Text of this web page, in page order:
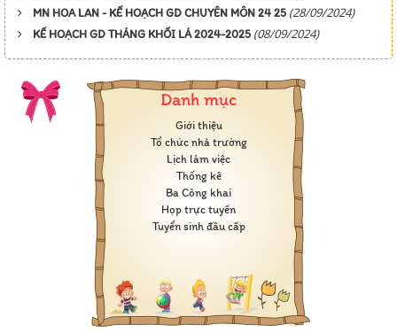
MN HOA LAN - KẾ HOẠCH GD CHUYÊN MÔN 24 25 (28/09/2024)
KẾ HOẠCH GD THÁNG KHỐI LÁ 2024-2025 (08/09/2024)
Danh mục
Giới thiệu
Tổ chức nhà trường
Lịch làm việc
Thống kê
Ba Công khai
Họp trực tuyến
Tuyển sinh đầu cấp